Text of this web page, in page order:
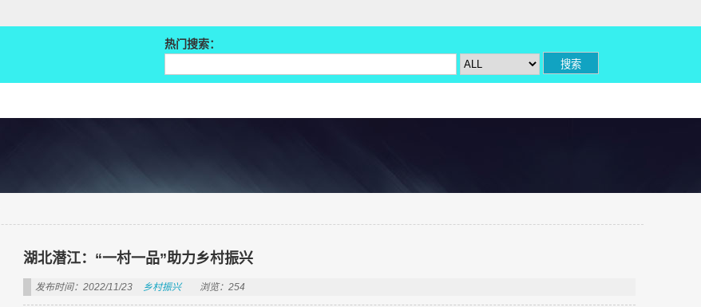
热门搜索：
湖北潜江：“一村一品”助力乡村振兴
发布时间：2022/11/23 乡村振兴 浏览：254